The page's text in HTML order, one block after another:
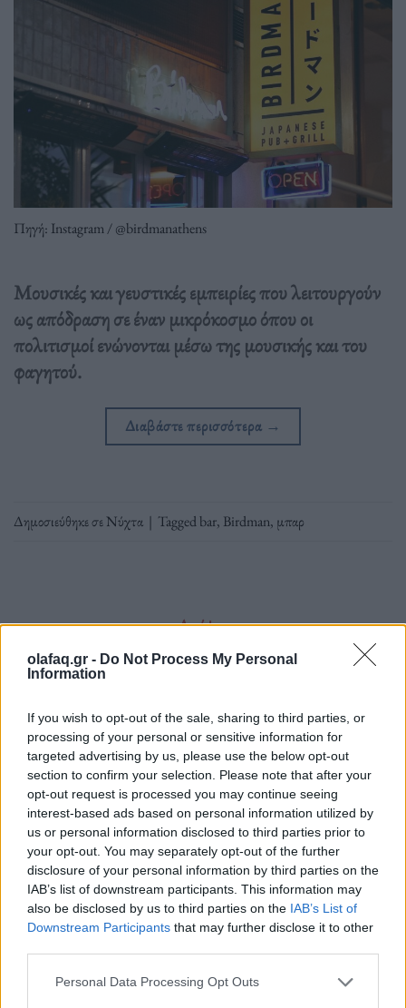
olafaq.gr - Do Not Process My Personal
Information
If you wish to opt-out of the sale, sharing to third parties, or
processing of your personal or sensitive information for
targeted advertising by us, please use the below opt-out
section to confirm your selection. Please note that after your
opt-out request is processed you may continue seeing
interest-based ads based on personal information utilized by
us or personal information disclosed to third parties prior to
your opt-out. You may separately opt-out of the further
disclosure of your personal information by third parties on the
IAB’s list of downstream participants. This information may
also be disclosed by us to third parties on the IAB’s List of
Downstream Participants that may further disclose it to other
Personal Data Processing Opt Outs
Πηγή: Instagram / @birdmanathens
Μουσικές και γευστικές εμπειρίες που λειτουργούν
ως απόδραση σε έναν μικρόκοσμο όπου οι
πολιτισμοί ενώνονται μέσω της μουσικής και του
φαγητού.
Διαβάστε περισσότερα →
Δημοσιεύθηκε σεΝύχτα | Taggedbar, Birdman, μπαρ
Απόψεις
στην Αθήνα σήμερα
Το φλερτ αλλάζει με τους καιρούς. Αλλά το
θέμα είναι να συμβαίνει. Αναλογικά ή
ψηφιακά-όσο κι αν νοσταλγούμε,
αναπόφευκτα και διαχρονικά, τις «παλιές,
καλές εποχές».
29.02.2024